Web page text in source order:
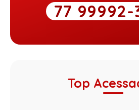
77 99992-
Top